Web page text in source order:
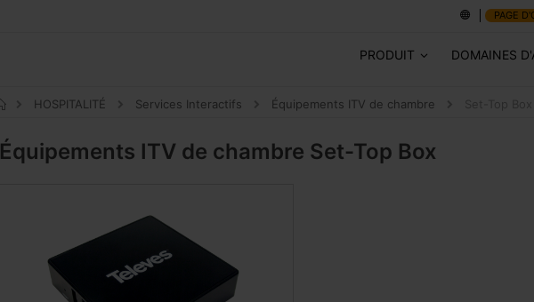
PAGE
PRODUIT DOMAINES
HOSPITALITÉ Services Interactifs Équipements ITV de chambre
Équipements ITV de chambre Set-Top Box